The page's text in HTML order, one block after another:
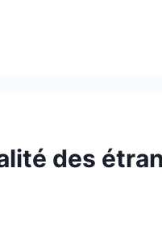
des